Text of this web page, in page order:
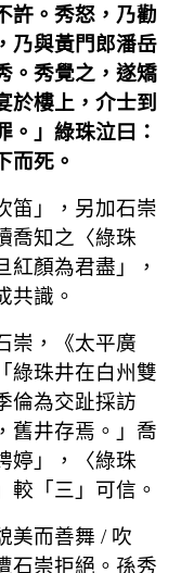
許。秀怒，乃勸
乃與黃門郎潘岳
。秀覺之，遂矯
於樓上，介士到
。」綠珠泣曰：
而死。
笛」，另加石崇
喬知之〈綠珠
紅顏為君盡」，
共識。
崇，《太平廣
綠珠井在白州雙
倫為交趾採訪
舊井存焉。」喬
婷」，〈綠珠
較「三」可信。
美而善舞 / 吹
石崇拒絕。孫秀